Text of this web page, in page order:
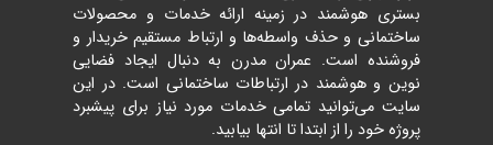
بستری هوشمند در زمینه ارائه خدمات و محصولات
ساختمانی و حذف واسطه‌ها و ارتباط مستقیم خریدار و
فروشنده است. عمران مدرن به دنبال ایجاد فضایی
نوین و هوشمند در ارتباطات ساختمانی است. در این
سایت می‌توانید تمامی خدمات مورد نیاز برای پیشبرد
پروژه خود را از ابتدا تا انتها بیابید.